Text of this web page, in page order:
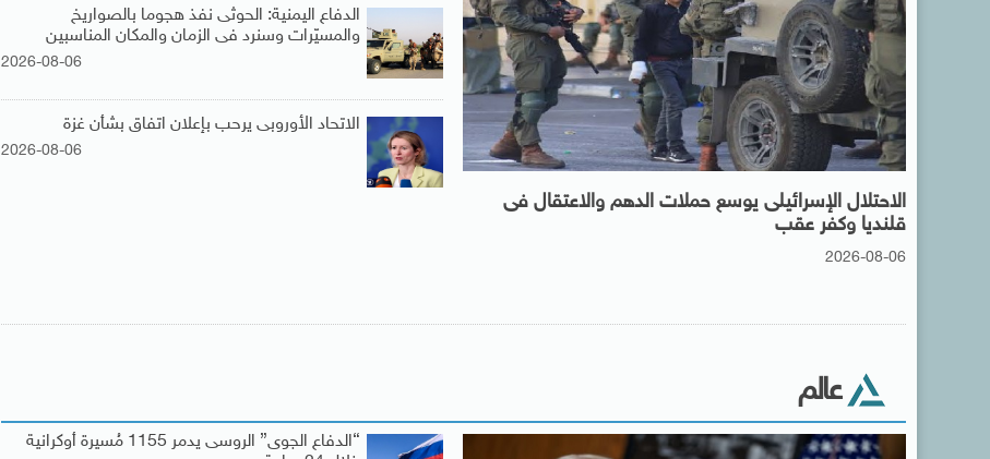
الدفاع اليمنية: الحوثى نفذ هجوما بالصواريخ
والمسيّرات وسنرد فى الزمان والمكان المناسبين
2026-08-06
الاتحاد الأوروبى يرحب بإعلان اتفاق بشأن غزة
2026-08-06
الاحتلال الإسرائيلى يوسع حملات الدهم والاعتقال فى
قلنديا وكفر عقب
2026-08-06
عالم
“الدفاع الجوى” الروسى يدمر 1155 مُسيرة أوكرانية